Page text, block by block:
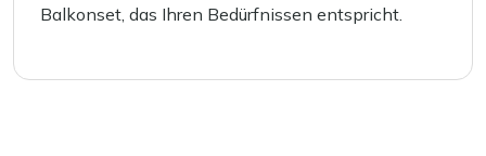
Balkonset, das Ihren Bedürfnissen entspricht.